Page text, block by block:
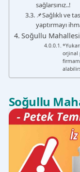
sağlarsınız..!
📌Sağlıklı ve
yaptırmayı
Soğullu
orjinal
Soğullu